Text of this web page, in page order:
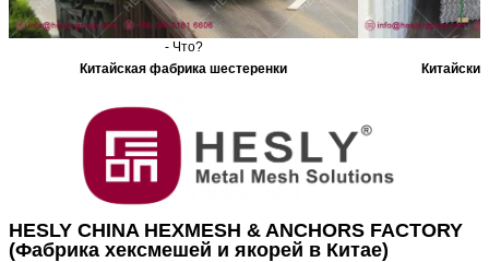
- Что?
Китайская фабрика шестеренки
HESLY CHINA HEXMESH & ANCHORS FACTORY
(Фабрика хексмешей и якорей в Китае)